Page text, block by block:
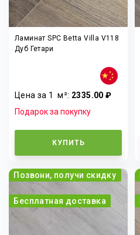
Ламинат SPC Betta Villa V118
Дуб Гетари
Цена за 1м²: 2335.00 ₽
Подарок за покупку
КУПИТЬ
Позвони, получи скидку
Бесплатная доставка